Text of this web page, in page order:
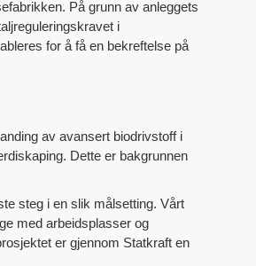
På grunn av anleggets
i
for å få en bekreftelse på
av avansert biodrivstoff i
Dette er bakgrunnen
steg i en slik målsetting. Vårt
med arbeidsplasser og
er gjennom Statkraft en